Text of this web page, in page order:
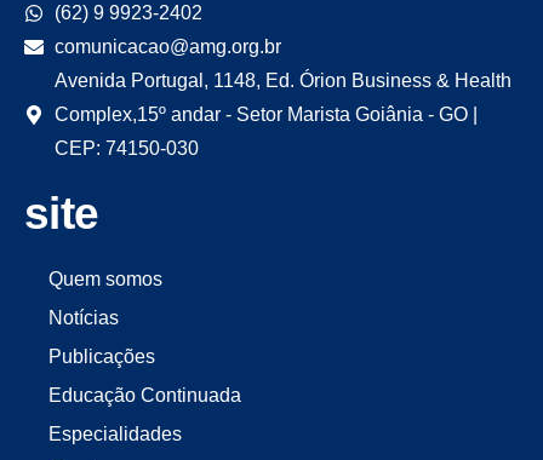
(62) 9 9923-2402
comunicacao@amg.org.br
Avenida Portugal, 1148, Ed. Órion Business & Health
Complex,15º andar - Setor Marista Goiânia - GO |
CEP: 74150-030
site
Quem somos
Notícias
Publicações
Educação Continuada
Especialidades